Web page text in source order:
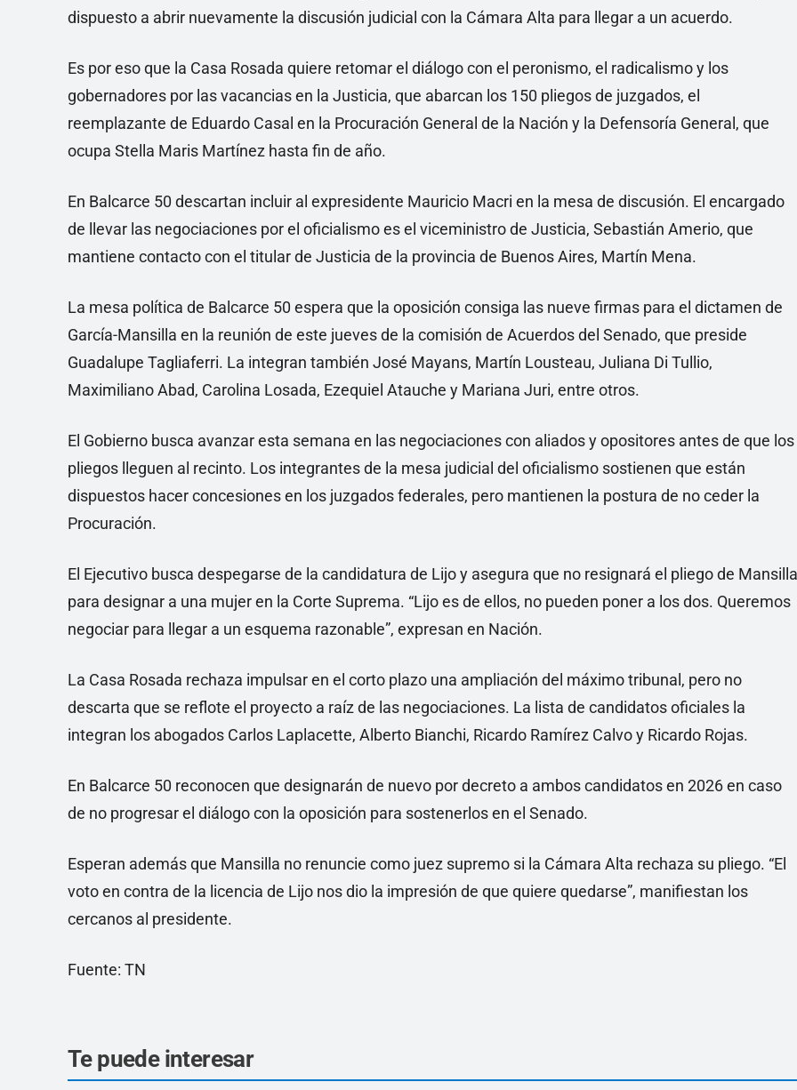
dispuesto a abrir nuevamente la discusión judicial con la Cámara Alta para llegar a un acuerdo.
Es por eso que la Casa Rosada quiere retomar el diálogo con el peronismo, el radicalismo y los
gobernadores por las vacancias en la Justicia, que abarcan los 150 pliegos de juzgados, el
reemplazante de Eduardo Casal en la Procuración General de la Nación y la Defensoría General, que
ocupa Stella Maris Martínez hasta fin de año.
En Balcarce 50 descartan incluir al expresidente Mauricio Macri en la mesa de discusión. El encargado
de llevar las negociaciones por el oficialismo es el viceministro de Justicia, Sebastián Amerio, que
mantiene contacto con el titular de Justicia de la provincia de Buenos Aires, Martín Mena.
La mesa política de Balcarce 50 espera que la oposición consiga las nueve firmas para el dictamen de
García-Mansilla en la reunión de este jueves de la comisión de Acuerdos del Senado, que preside
Guadalupe Tagliaferri. La integran también José Mayans, Martín Lousteau, Juliana Di Tullio,
Maximiliano Abad, Carolina Losada, Ezequiel Atauche y Mariana Juri, entre otros.
El Gobierno busca avanzar esta semana en las negociaciones con aliados y opositores antes de que los
pliegos lleguen al recinto. Los integrantes de la mesa judicial del oficialismo sostienen que están
dispuestos hacer concesiones en los juzgados federales, pero mantienen la postura de no ceder la
Procuración.
El Ejecutivo busca despegarse de la candidatura de Lijo y asegura que no resignará el pliego de Mansilla
para designar a una mujer en la Corte Suprema. “Lijo es de ellos, no pueden poner a los dos. Queremos
negociar para llegar a un esquema razonable”, expresan en Nación.
La Casa Rosada rechaza impulsar en el corto plazo una ampliación del máximo tribunal, pero no
descarta que se reflote el proyecto a raíz de las negociaciones. La lista de candidatos oficiales la
integran los abogados Carlos Laplacette, Alberto Bianchi, Ricardo Ramírez Calvo y Ricardo Rojas.
En Balcarce 50 reconocen que designarán de nuevo por decreto a ambos candidatos en 2026 en caso
de no progresar el diálogo con la oposición para sostenerlos en el Senado.
Esperan además que Mansilla no renuncie como juez supremo si la Cámara Alta rechaza su pliego. “El
voto en contra de la licencia de Lijo nos dio la impresión de que quiere quedarse”, manifiestan los
cercanos al presidente.
Fuente: TN
Te puede interesar